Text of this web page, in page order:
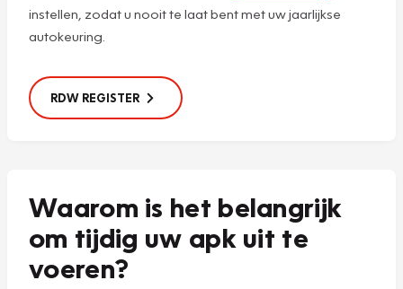
instellen, zodat u nooit te laat bent met uw jaarlijkse
autokeuring.
RDW REGISTER
Waarom is het belangrijk
om tijdig uw apk uit te
voeren?